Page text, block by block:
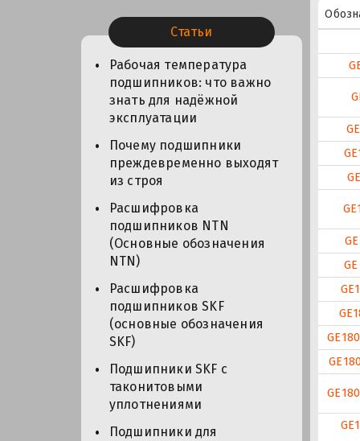
Статьи
Рабочая температура
подшипников: что важно
знать для надёжной
эксплуатации
Почему подшипники
преждевременно выходят
из строя
Расшифровка
подшипников NTN
(Основные обозначения
NTN)
Расшифровка
подшипников SKF
(основные обозначения
SKF)
Подшипники SKF с
таконитовыми
уплотнениями
Подшипники для